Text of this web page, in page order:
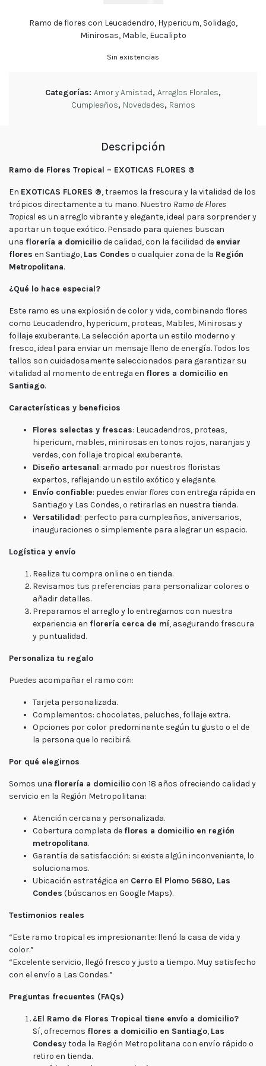
Contacto
Flores
Contáctanos
ventas@exoticasflores.cl
Teléfonos
+56 9
6618 5059
WhatsApp
+56966185059
Lunes a
Jueves
8:30 a
18:30 -
Viernes
17:00
Fin de
semana
Ramo de flores con Leucadendro, Hypericum, Solidago,
Minirosas, Mable, Eucalipto
Sin existencias
Categorías: Amor y Amistad, Arreglos Florales,
Cumpleaños, Novedades, Ramos
Descripción
Ramo de Flores Tropical – EXOTICAS FLORES ®
En EXOTICAS FLORES ®, traemos la frescura y la vitalidad de los
trópicos directamente a tu mano. Nuestro Ramo de Flores
Tropicales un arreglo vibrante y elegante, ideal para sorprender y
aportar un toque exótico. Pensado para quienes buscan
una florería a domiciliode calidad, con la facilidad de enviar
flores en Santiago, Las Condes o cualquier zona de la Región
Metropolitana.
¿Qué lo hace especial?
Este ramo es una explosión de color y vida, combinando flores
como Leucadendro, hypericum, proteas, Mables, Minirosas y
follaje exuberante. La selección aporta un estilo moderno y
fresco, ideal para enviar un mensaje lleno de energía. Todos los
tallos son cuidadosamente seleccionados para garantizar su
vitalidad al momento de entrega en flores a domicilio en
Santiago.
Características y beneficios
Flores selectas y frescas: Leucadendros, proteas,
hipericum, mables, minirosas en tonos rojos, naranjas y
verdes, con follaje tropical exuberante.
Diseño artesanal: armado por nuestros floristas
expertos, reflejando un estilo exótico y elegante.
Envío confiable: puedes enviar flores con entrega rápida en
Santiago y Las Condes, o retirarlas en nuestra tienda.
Versatilidad: perfecto para cumpleaños, aniversarios,
inauguraciones o simplemente para alegrar un espacio.
Logística y envío
Realiza tu compra online o en tienda.
Revisamos tus preferencias para personalizar colores o
añadir detalles.
Preparamos el arreglo y lo entregamos con nuestra
experiencia en florería cerca de mí, asegurando frescura
y puntualidad.
Personaliza tu regalo
Puedes acompañar el ramo con:
Tarjeta personalizada.
Complementos: chocolates, peluches, follaje extra.
Opciones por color predominante según tu gusto o el de
la persona que lo recibirá.
Por qué elegirnos
Somos una florería a domiciliocon 18 años ofreciendo calidad y
servicio en la Región Metropolitana:
Atención cercana y personalizada.
Cobertura completa de flores a domicilio en región
metropolitana.
Garantía de satisfacción: si existe algún inconveniente, lo
solucionamos.
Ubicación estratégica en Cerro El Plomo 5680, Las
Condes (búscanos en Google Maps).
Testimonios reales
“Este ramo tropical es impresionante: llenó la casa de vida y
color.”
“Excelente servicio, llegó fresco y justo a tiempo. Muy satisfecho
con el envío a Las Condes.”
Preguntas frecuentes (FAQs)
¿El Ramo de Flores Tropical tiene envío a domicilio?
Sí, ofrecemos flores a domicilio en Santiago, Las
Condesy toda la Región Metropolitana con envío rápido o
retiro en tienda.